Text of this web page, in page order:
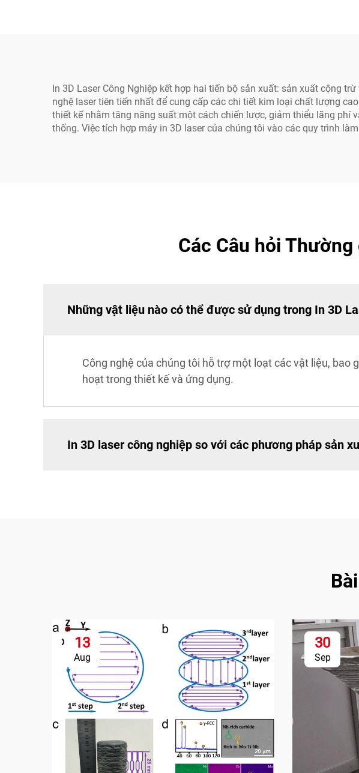
In 3D Laser Công Nghiệp kết hợp hai tiến bộ sản xuất: sản xuất cộng
nghệ laser tiên tiến nhất để cung cấp các chi tiết kim loại chất lượng
thiết kế nhằm tăng năng suất một cách chiến lược, giảm thiểu lãng phí
thống. Việc tích hợp máy in 3D laser của chúng tôi vào các quy trình
Các Câu hỏi
Những vật liệu nào có thể được sử dụng trong In 3D
Công nghệ của chúng tôi hỗ trợ một loạt các vật liệu, bao
hoạt trong thiết kế và ứng dụng.
In 3D laser công nghiệp so với các phương pháp sản
13
Aug
30
Sep